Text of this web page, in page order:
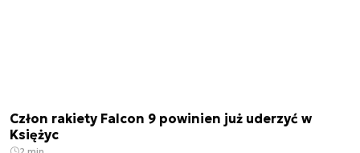
Człon rakiety Falcon 9 powinien już uderzyć w
Księżyc